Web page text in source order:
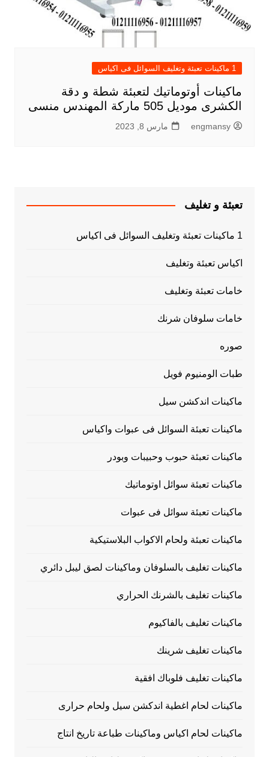
1 ماكينات تعبئة وتغليف السوائل فى اكياس
ماكينات أوتوماتيك لتعبئة شطة و دقة
الكشرى موديل 505 ماركة المهندس منسى
engmansy مارس 8, 2023
تعبئة و تغليف
1 ماكينات تعبئة وتغليف السوائل فى اكياس
اكياس تعبئة وتغليف
خامات تعبئة وتغليف
خامات سلوفان شرنك
صوره
طبات الومنيوم فويل
ماكينات اندكشن سيل
ماكينات تعبئة السوائل فى عبوات واكياس
ماكينات تعبئة حبوب وحبيبات وبودر
ماكينات تعبئة سوائل اوتوماتيك
ماكينات تعبئة سوائل فى عبوات
ماكينات تعبئة ولحام الاكواب البلاستيكية
ماكينات تغليف بالسلوفان وماكينات لصق ليبل دائري
ماكينات تغليف بالشرنك الحراري
ماكينات تغليف بالفاكيوم
ماكينات تغليف شرينك
ماكينات تغليف فلوباك افقية
ماكينات لحام اغطية اندكشن سيل ولحام حرارى
ماكينات لحام اكياس وماكينات طباعة تاريخ انتاج